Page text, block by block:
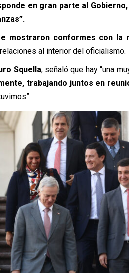
en gran parte al
mostraron conformes con la
al interior del oficialismo.
Squella, señalóque hay “una
trabajando juntos en